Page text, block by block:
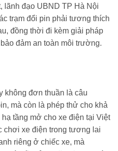
lãnh đạo UBND TP Hà Nội
trạm đổi pin phải tương thích
đồng thời đi kèm giải pháp
đảm an toàn môi trường.
không đơn thuần là câu
mà còn là phép thử cho khả
tầng mở cho xe điện tại Việt
chơi xe điện trong tương lai
riêng ở chiếc xe, mà